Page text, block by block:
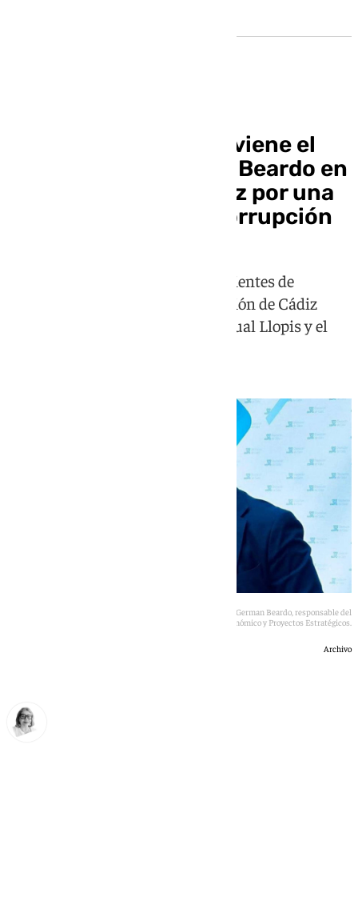
La Guardia Civil interviene el
despacho de Germán Beardo en
la Diputación de Cádiz por una
presunta trama de corrupción
La Policía Judicial reclama expedientes de
patrocinio turístico en la Diputación de Cádiz
vinculados a los negocios de Pascual Llopis y el
Control en Diputación a las actuaciones del Vicepresidente German Beardo, responsable del
área de Turismo, Desarrollo Económico y Proyectos Estratégicos.
Archivo